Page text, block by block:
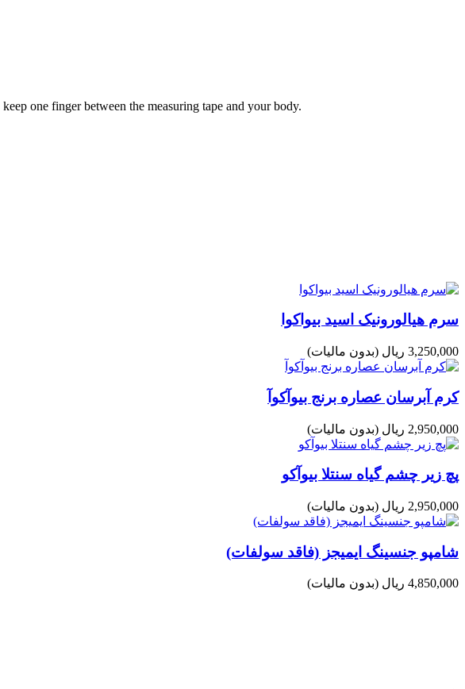
one finger between the measuring tape and your body.
سرم هیالورونیک اسید بیواکوا
3,250,000 ریال (بدون مالیات)
کرم آبرسان عصاره برنج بیوآکوآ
2,950,000 ریال (بدون مالیات)
پچ زیر چشم گیاه سنتلا بیوآکو
2,950,000 ریال (بدون مالیات)
شامپو جنسینگ ایمیجز (فاقد سولفات)
4,850,000 ریال (بدون مالیات)